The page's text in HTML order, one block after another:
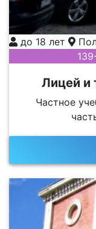
до 18 лет
Лицей и
Частное